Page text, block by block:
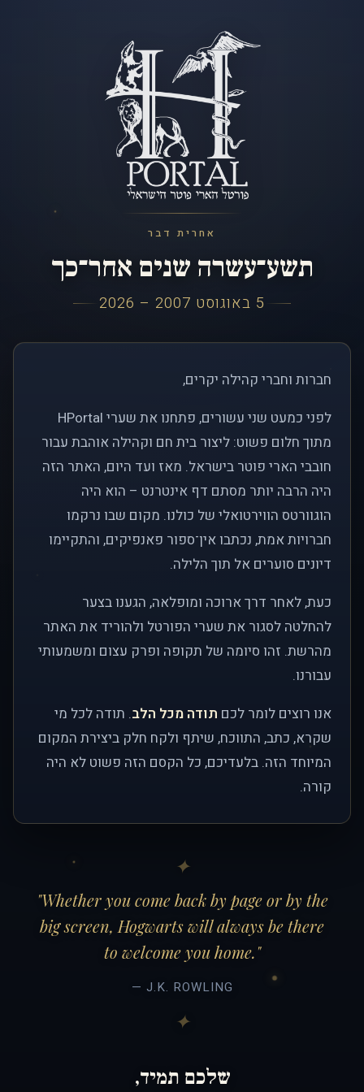
אחרית דבר
תשע־עשרה שנים אחר־כך
5 באוגוסט 2007 – 2026
חברות וחברי קהילה יקרים,
לפני כמעט שני עשורים, פתחנו את שערי HPortal
מתוך חלום פשוט: ליצור בית חם וקהילה אוהבת עבור
חובבי הארי פוטר בישראל. מאז ועד היום, האתר הזה
היה הרבה יותר מסתם דף אינטרנט – הוא היה
הוגוורטס הווירטואלי של כולנו. מקום שבו נרקמו
חברויות אמת, נכתבו אין־ספור פאנפיקים, והתקיימו
דיונים סוערים אל תוך הלילה.
כעת, לאחר דרך ארוכה ומופלאה, הגענו בצער
להחלטה לסגור את שערי הפורטל ולהוריד את האתר
מהרשת. זהו סיומה של תקופה ופרק עצום ומשמעותי
עבורנו.
אנו רוצים לומר לכם תודה מכל הלב. תודה לכל מי
שקרא, כתב, התווכח, שיתף ולקח חלק ביצירת המקום
המיוחד הזה. בלעדיכם, כל הקסם הזה פשוט לא היה
קורה.
"Whether you come back by page or by the
big screen, Hogwarts will always be there
to welcome you home."
— J.K. ROWLING
שלכם תמיד,